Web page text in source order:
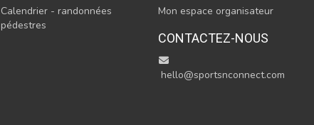
Calendrier - randonnées
pédestres
Mon espace organisateur
CONTACTEZ-NOUS
hello@sportsnconnect.com